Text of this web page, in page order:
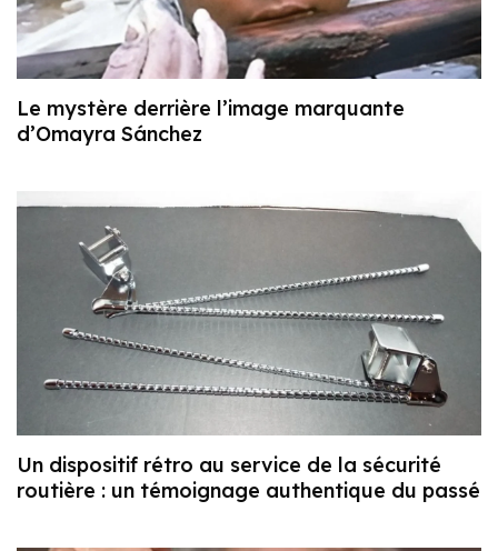
Le mystère derrière l’image marquante
d’Omayra Sánchez
Un dispositif rétro au service de la sécurité
routière : un témoignage authentique du passé